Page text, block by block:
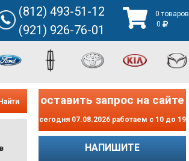
(812) 493-51-12
(921) 926-76-01
0 товаров
0
Найти оставить запрос на сайте
сегодня 07.08.2026 работаем с 10 до 19
НАПИШИТЕ